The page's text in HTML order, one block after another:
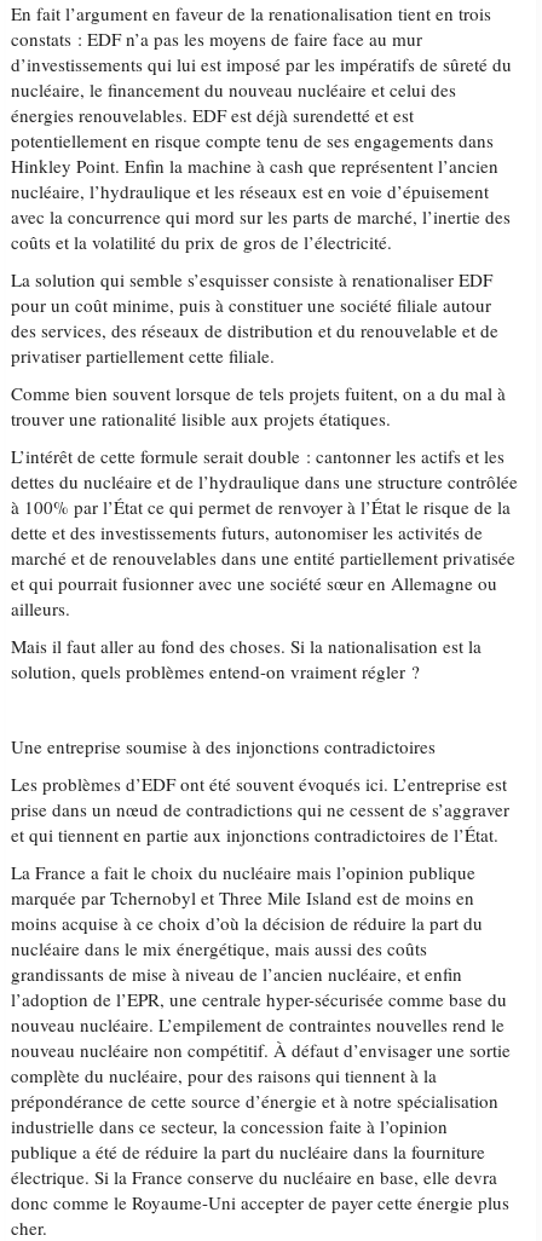
En fait l’argument en faveur de la renationalisation tient en trois
constats : EDF n’a pas les moyens de faire face au mur
d’investissements qui lui est imposé par les impératifs de sûreté du
nucléaire, le financement du nouveau nucléaire et celui des
énergies renouvelables. EDF est déjà surendetté et est
potentiellement en risque compte tenu de ses engagements dans
Hinkley Point. Enfin la machine à cash que représentent l’ancien
nucléaire, l’hydraulique et les réseaux est en voie d’épuisement
avec la concurrence qui mord sur les parts de marché, l’inertie des
coûts et la volatilité du prix de gros de l’électricité.
La solution qui semble s’esquisser consiste à renationaliser EDF
pour un coût minime, puis à constituer une société filiale autour
des services, des réseaux de distribution et du renouvelable et de
privatiser partiellement cette filiale.
Comme bien souvent lorsque de tels projets fuitent, on a du mal à
trouver une rationalité lisible aux projets étatiques.
L’intérêt de cette formule serait double : cantonner les actifs et les
dettes du nucléaire et de l’hydraulique dans une structure contrôlée
à 100% par l’État ce qui permet de renvoyer à l’État le risque de la
dette et des investissements futurs, autonomiser les activités de
marché et de renouvelables dans une entité partiellement privatisée
et qui pourrait fusionner avec une société sœur en Allemagne ou
ailleurs.
Mais il faut aller au fond des choses. Si la nationalisation est la
solution, quels problèmes entend-on vraiment régler ?
Une entreprise soumise à des injonctions contradictoires
Les problèmes d’EDF ont été souvent évoqués ici. L’entreprise est
prise dans un nœud de contradictions qui ne cessent de s’aggraver
et qui tiennent en partie aux injonctions contradictoires de l’État.
La France a fait le choix du nucléaire mais l’opinion publique
marquée par Tchernobyl et Three Mile Island est de moins en
moins acquise à ce choix d’où la décision de réduire la part du
nucléaire dans le mix énergétique, mais aussi des coûts
grandissants de mise à niveau de l’ancien nucléaire, et enfin
l’adoption de l’EPR, une centrale hyper-sécurisée comme base du
nouveau nucléaire. L’empilement de contraintes nouvelles rend le
nouveau nucléaire non compétitif. À défaut d’envisager une sortie
complète du nucléaire, pour des raisons qui tiennent à la
prépondérance de cette source d’énergie et à notre spécialisation
industrielle dans ce secteur, la concession faite à l’opinion
publique a été de réduire la part du nucléaire dans la fourniture
électrique. Si la France conserve du nucléaire en base, elle devra
donc comme le Royaume-Uni accepter de payer cette énergie plus
cher.